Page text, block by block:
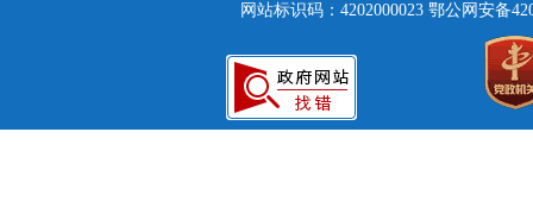
网站标识码：4202000023 鄂公网安备